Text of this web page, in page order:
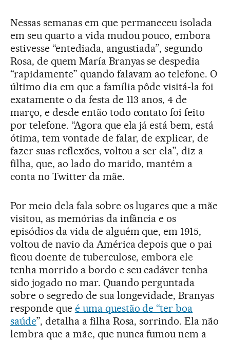
Nessas semanas em que permaneceu isolada
em seu quarto a vida mudou pouco, embora
estivesse “entediada, angustiada”, segundo
Rosa, de quem María Branyas se despedia
“rapidamente” quando falavam ao telefone. O
último dia em que a família pôde visitá-la foi
exatamente o da festa de 113 anos, 4 de
março, e desde então todo contato foi feito
por telefone. “Agora que ela já está bem, está
ótima, tem vontade de falar, de explicar, de
fazer suas reflexões, voltou a ser ela”, diz a
filha, que, ao lado do marido, mantém a
conta no Twitter da mãe.
Por meio dela fala sobre os lugares que a mãe
visitou, as memórias da infância e os
episódios da vida de alguém que, em 1915,
voltou de navio da América depois que o pai
ficou doente de tuberculose, embora ele
tenha morrido a bordo e seu cadáver tenha
sido jogado no mar. Quando perguntada
sobre o segredo de sua longevidade, Branyas
responde que é uma questão de “ter boa
saúde”, detalha a filha Rosa, sorrindo. Ela não
lembra que a mãe, que nunca fumou nem a